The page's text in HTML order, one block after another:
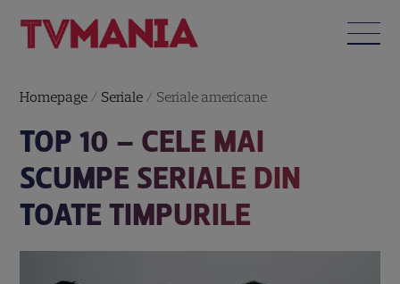
Homepage / Seriale / Seriale americane
TOP 10 – CELE MAI
SCUMPE SERIALE DIN
TOATE TIMPURILE